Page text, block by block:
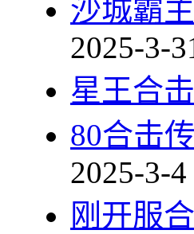
沙城霸
2025-3-
星王合
80合击
2025-3-
刚开服